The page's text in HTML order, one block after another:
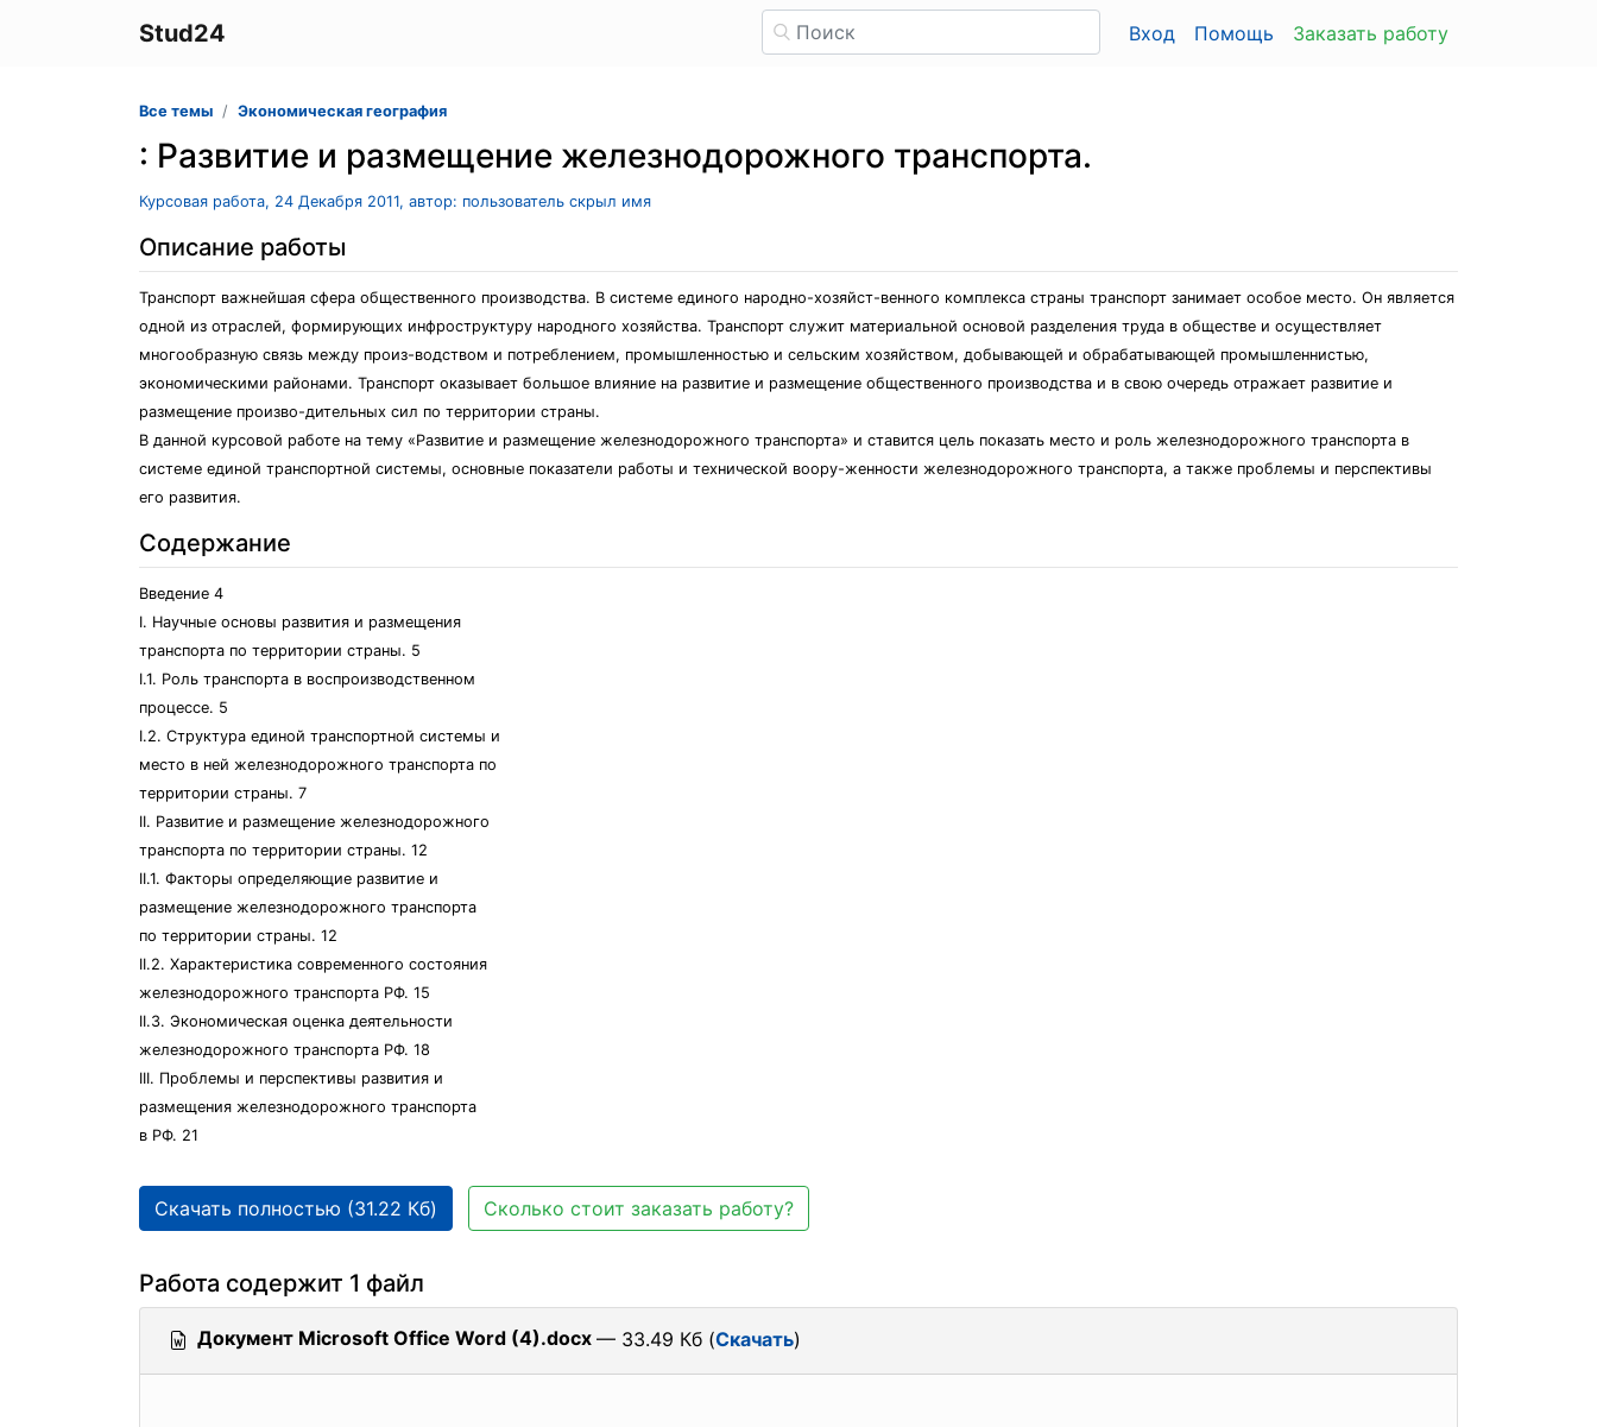
Stud24 Вход Помощь Заказать работу
Все темы Экономическая география
: Развитие и размещение железнодорожного транспорта.
Курсовая работа, 24 Декабря 2011, автор: пользователь скрыл имя
Описание работы
Транспорт важнейшая сфера общественного производства. В системе единого народно-хозяйст-венного комплекса страны транспорт занимает особое место. Он является
одной из отраслей, формирующих инфроструктуру народного хозяйства. Транспорт служит материальной основой разделения труда в обществе и осуществляет
многообразную связь между произ-водством и потреблением, промышленностью и сельским хозяйством, добывающей и обрабатывающей промышленнистью,
экономическими районами. Транспорт оказывает большое влияние на развитие и размещение общественного производства и в свою очередь отражает развитие и
размещение произво-дительных сил по территории страны.
В данной курсовой работе на тему «Развитие и размещение железнодорожного транспорта» и ставится цель показать место и роль железнодорожного транспорта в
системе единой транспортной системы, основные показатели работы и технической воору-женности железнодорожного транспорта, а также проблемы и перспективы
его развития.
Содержание
Введение 4
I. Научные основы развития и размещения
транспорта по территории страны. 5
I.1. Роль транспорта в воспроизводственном
процессе. 5
I.2. Структура единой транспортной системы и
место в ней железнодорожного транспорта по
территории страны. 7
II. Развитие и размещение железнодорожного
транспорта по территории страны. 12
II.1. Факторы определяющие развитие и
размещение железнодорожного транспорта
по территории страны. 12
II.2. Характеристика современного состояния
железнодорожного транспорта РФ. 15
II.3. Экономическая оценка деятельности
железнодорожного транспорта РФ. 18
III. Проблемы и перспективы развития и
размещения железнодорожного транспорта
в РФ. 21
Скачать полностью (31.22 Кб) Сколько стоит заказать работу?
Работа содержит 1 файл
Документ Microsoft Office Word (4).docx — 33.49 Кб (Скачать)